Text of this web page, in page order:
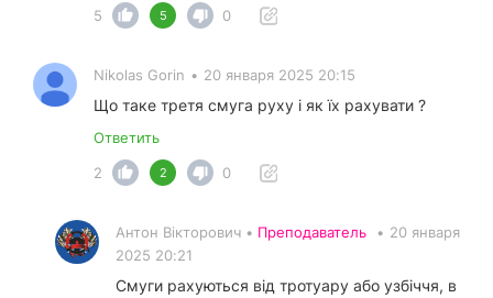
5
5 0
Nikolas Gorin • 20 января 2025 20:15
Що таке третя смуга руху і як їх рахувати ?
Ответить
2
2 0
Антон Вікторович • Преподаватель • 20 января
2025 20:21
Смуги рахуються від тротуару або узбіччя, в